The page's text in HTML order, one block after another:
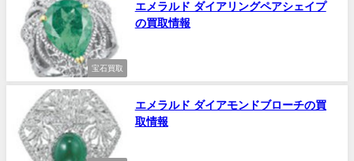
宝石買取
エメラルド ダイアリングペアシェイプ
の買取情報
エメラルド ダイアモンドブローチの買
取情報